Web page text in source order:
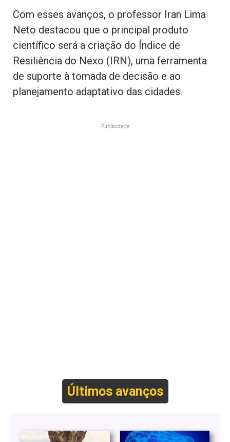
Com esses avanços, o professor Iran Lima
Neto destacou que o principal produto
científico será a criação do Índice de
Resiliência do Nexo (IRN), uma ferramenta
de suporte à tomada de decisão e ao
planejamento adaptativo das cidades.
Publicidade
Últimos avanços